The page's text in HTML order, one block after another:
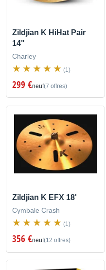
Zildjian K HiHat Pair
14"
Charley
(1)
299 €neuf(7 offres)
Zildjian K EFX 18'
Cymbale Crash
(1)
356 €neuf(12 offres)